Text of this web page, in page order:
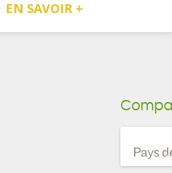
EN SAVOIR +